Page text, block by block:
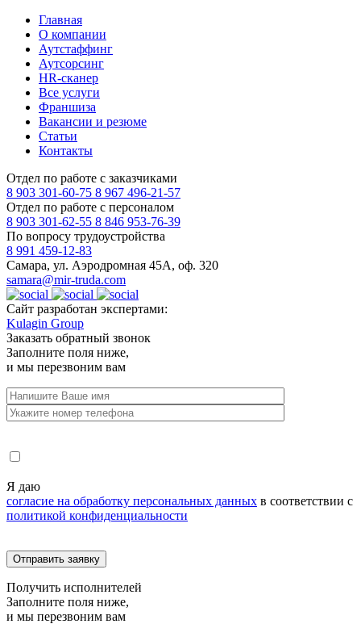
Главная
О компании
Аутстаффинг
Аутсорсинг
HR-сканер
Все услуги
Франшиза
Вакансии и резюме
Статьи
Контакты
Отдел по работе с заказчиками
8 903 301-60-75 8 967 496-21-57
Отдел по работе с персоналом
8 903 301-62-55 8 846 953-76-39
По вопросу трудоустройства
8 991 459-12-83
Самара, ул. Аэродромная 45А, оф. 320
samara@mir-truda.com
Сайт разработан экспертами:
Kulagin Group
Заказать обратный звонок
Заполните поля ниже,
и мы перезвоним вам
Я даю
согласие на обработку персональных данных в соответствии с
политикой конфиденциальности
Получить исполнителей
Заполните поля ниже,
и мы перезвоним вам